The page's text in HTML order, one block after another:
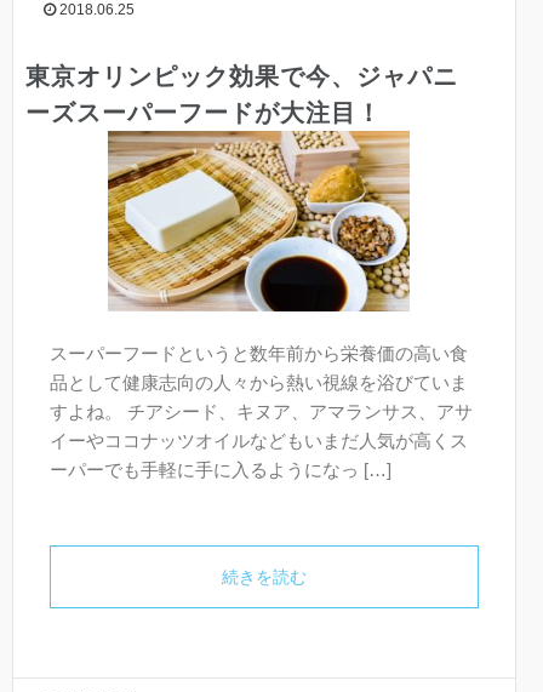
2018.06.25
東京オリンピック効果で今、ジャパニ
ーズスーパーフードが大注目！
スーパーフードというと数年前から栄養価の高い食
品として健康志向の人々から熱い視線を浴びていま
すよね。 チアシード、キヌア、アマランサス、アサ
イーやココナッツオイルなどもいまだ人気が高くス
ーパーでも手軽に手に入るようになっ […]
続きを読む